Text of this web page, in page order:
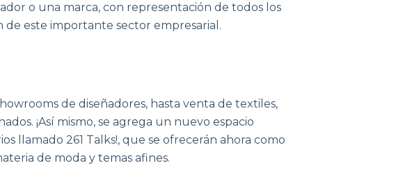
o una marca, con representación de todos los
este importante sector empresarial.
de diseñadores, hasta venta de textiles,
¡Así mismo, se agrega un nuevo espacio
llamado 261 Talks!, que se ofrecerán ahora como
de moda y temas afines.